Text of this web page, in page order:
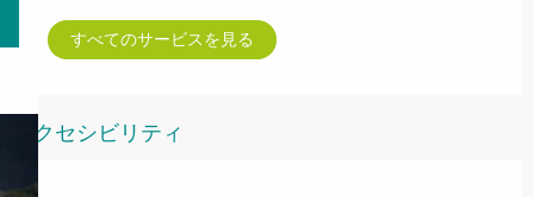
すべてのサービスを見る
アクセシビリティ